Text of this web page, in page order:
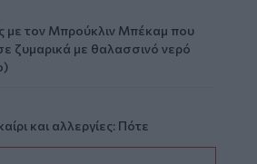
με τον Μπρούκλιν Μπέκαμ που
ζυμαρικά με θαλασσινό νερό
και αλλεργίες: Πότε
προσοχή και ποια